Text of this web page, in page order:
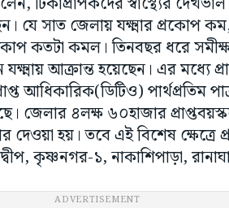
যে সাত জেলায় যক্ষ্মার প্রকোপ
কতটা কমল। তিনবছর ধরে
আক্রান্ত হয়েছেন। এর মধ্যে
আধিকারিক(ডিটিও)
জেলার ৪লক্ষ ৬০হাজার
হয়। তবে এই বিশেষ ক্ষেত্রে
কৃষ্ণনগর-১, নাকাশিপাড়া,
ADVERTISEMENT